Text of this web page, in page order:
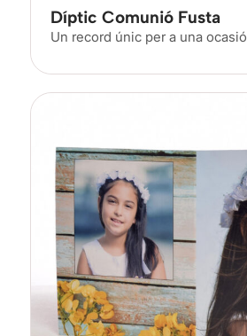
Díptic Comunió Fusta
Un record únic per a una